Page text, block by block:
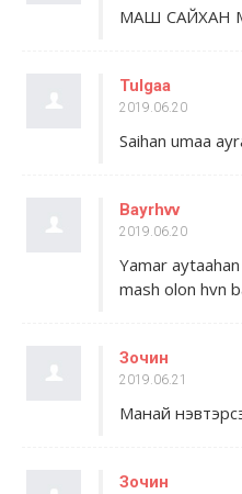
МАШ САЙХАН
Tulgaa
2019.06.20
Saihan umaa
Bayrhvv
2019.06.20
Yamar
mash olon hvn
Зочин
2019.06.21
Манай
Зочин